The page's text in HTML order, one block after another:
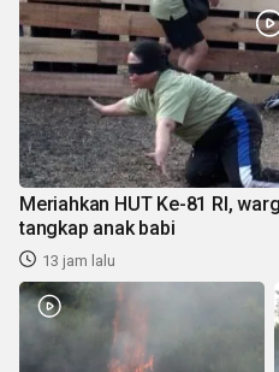
Meriahkan HUT Ke-81 RI,
tangkap anak babi
13 jam lalu